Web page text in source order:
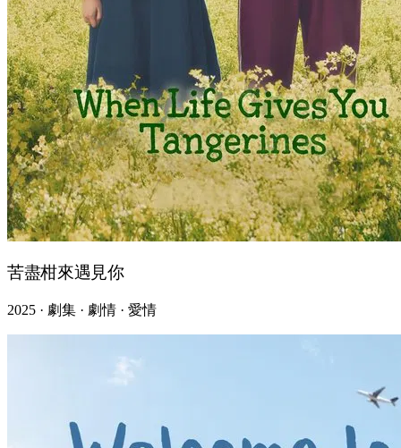
苦盡柑來遇見你
2025 · 劇集 · 劇情 · 愛情